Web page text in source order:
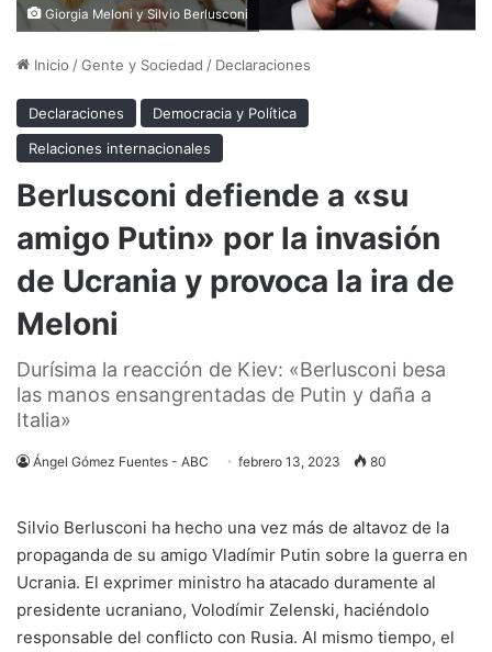
Giorgia Meloni y Silvio Berlusconi
Inicio /Gente y Sociedad / Declaraciones
Declaraciones
Democracia y Política
Relaciones internacionales
Berlusconi defiende a «su
amigo Putin» por la invasión
de Ucrania y provoca la ira de
Meloni
Durísima la reacción de Kiev: «Berlusconi besa
las manos ensangrentadas de Putin y daña a
Italia»
Ángel Gómez Fuentes - ABC febrero 13, 2023 80
Silvio Berlusconi ha hecho una vez más de altavoz de la
propaganda de su amigo Vladímir Putin sobre la guerra en
Ucrania. El exprimer ministro ha atacado duramente al
presidente ucraniano, Volodímir Zelenski, haciéndolo
responsable del conflicto con Rusia. Al mismo tiempo, el